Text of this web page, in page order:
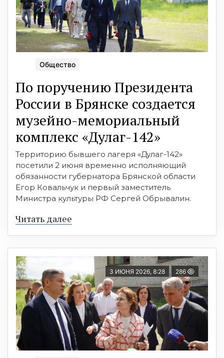
Общество
По поручению Президента
России в Брянске создается
музейно-мемориальный
комплекс «Дулаг-142»
Территорию бывшего лагеря «Дулаг-142»
посетили 2 июня временно исполняющий
обязанности губернатора Брянской области
Егор Ковальчук и первый заместитель
Министра культуры РФ Сергей Обрывалин.
Читать далее
3 ИЮНЯ 2026, 8:28 286